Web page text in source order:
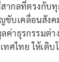
สากลที่ตรงกั
บเคลื่อนสังค
ลค่าธุรกรรมต่
ทศไทย ให้เติบ